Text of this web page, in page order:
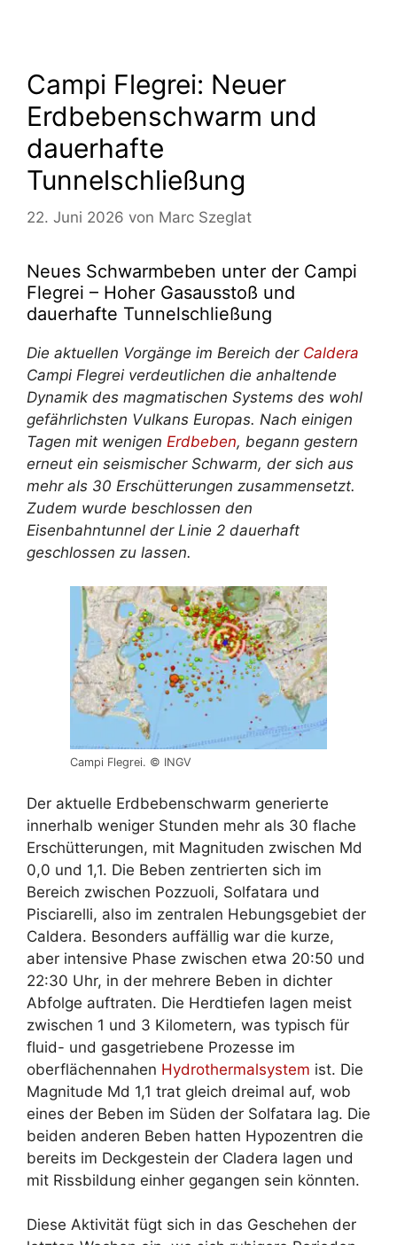
Campi Flegrei: Neuer
Erdbebenschwarm und
dauerhafte
Tunnelschließung
22. Juni 2026 von Marc Szeglat
Neues Schwarmbeben unter der Campi
Flegrei – Hoher Gasausstoß und
dauerhafte Tunnelschließung
Die aktuellen Vorgänge im Bereich der Caldera
Campi Flegrei verdeutlichen die anhaltende
Dynamik des magmatischen Systems des wohl
gefährlichsten Vulkans Europas. Nach einigen
Tagen mit wenigen Erdbeben, begann gestern
erneut ein seismischer Schwarm, der sich aus
mehr als 30 Erschütterungen zusammensetzt.
Zudem wurde beschlossen den
Eisenbahntunnel der Linie 2 dauerhaft
geschlossen zu lassen.
Campi Flegrei. © INGV
Der aktuelle Erdbebenschwarm generierte
innerhalb weniger Stunden mehr als 30 flache
Erschütterungen, mit Magnituden zwischen Md
0,0 und 1,1. Die Beben zentrierten sich im
Bereich zwischen Pozzuoli, Solfatara und
Pisciarelli, also im zentralen Hebungsgebiet der
Caldera. Besonders auffällig war die kurze,
aber intensive Phase zwischen etwa 20:50 und
22:30 Uhr, in der mehrere Beben in dichter
Abfolge auftraten. Die Herdtiefen lagen meist
zwischen 1 und 3 Kilometern, was typisch für
fluid- und gasgetriebene Prozesse im
oberflächennahen Hydrothermalsystem ist. Die
Magnitude Md 1,1 trat gleich dreimal auf, wob
eines der Beben im Süden der Solfatara lag. Die
beiden anderen Beben hatten Hypozentren die
bereits im Deckgestein der Cladera lagen und
mit Rissbildung einher gegangen sein könnten.
Diese Aktivität fügt sich in das Geschehen der